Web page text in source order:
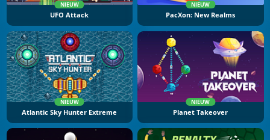
NIEUW
UFO Attack
NIEUW
PacXon: New Realms
NIEUW
Atlantic Sky Hunter Extreme
NIEUW
Planet Takeover